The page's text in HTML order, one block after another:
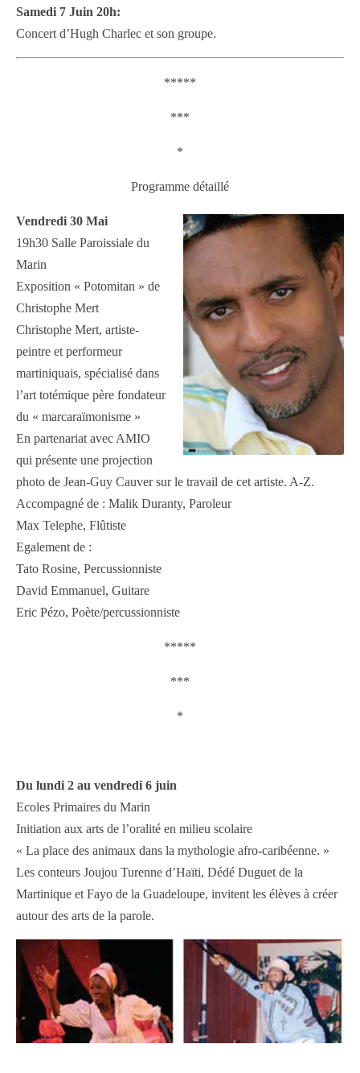
Samedi 7 Juin 20h:
Concert d’Hugh Charlec et son groupe.
*****
***
*
Programme détaillé
Vendredi 30 Mai
19h30 Salle Paroissiale du
Marin
Exposition « Potomitan » de
Christophe Mert
Christophe Mert, artiste-
peintre et performeur
martiniquais, spécialisé dans
l’art totémique père fondateur
du « marcaraïmonisme »
En partenariat avec AMIO
qui présente une projection
photo de Jean-Guy Cauver sur le travail de cet artiste. A-Z.
Accompagné de : Malik Duranty, Paroleur
Max Telephe, Flûtiste
Egalement de :
Tato Rosine, Percussionniste
David Emmanuel, Guitare
Eric Pézo, Poète/percussionniste
*****
***
*
Du lundi 2 au vendredi 6 juin
Ecoles Primaires du Marin
Initiation aux arts de l’oralité en milieu scolaire
« La place des animaux dans la mythologie afro-caribéenne. »
Les conteurs Joujou Turenne d’Haïti, Dédé Duguet de la
Martinique et Fayo de la Guadeloupe, invitent les élèves à créer
autour des arts de la parole.